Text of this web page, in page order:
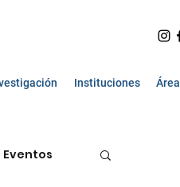
Instituciones Área
Eventos